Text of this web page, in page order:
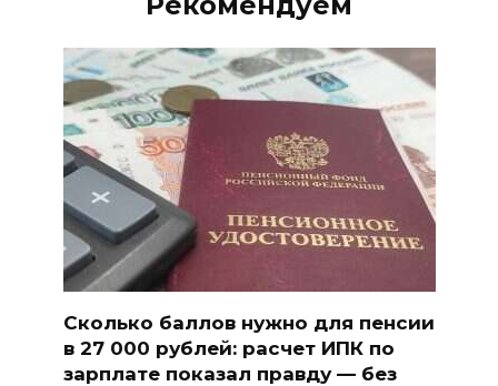
Сколько баллов нужно для пенсии
в 27 000 рублей: расчет ИПК по
зарплате показал правду — без